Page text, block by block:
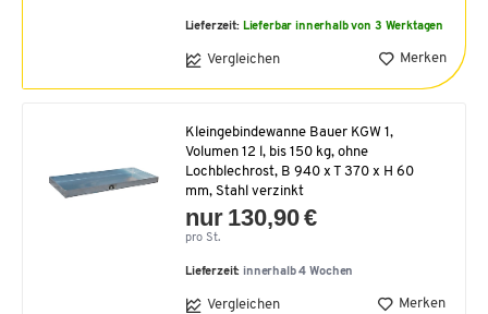
Lieferzeit: Lieferbar innerhalb von 3 Werktagen
Vergleichen Merken
Kleingebindewanne Bauer KGW 1,
Volumen 12 l, bis 150 kg, ohne
Lochblechrost, B 940 x T 370 x H 60
mm, Stahl verzinkt
nur 130,90 €
pro St.
Lieferzeit: innerhalb 4 Wochen
Vergleichen Merken